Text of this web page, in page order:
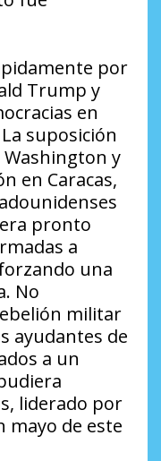
por
Trump y
en
suposición
y
en Caracas,
pronto
a
una
No
militar
ayudantes de
a un
liderado por
mayo de este